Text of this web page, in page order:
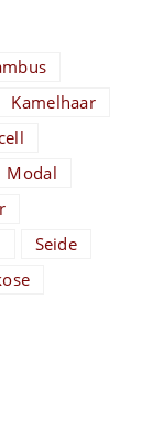
Kamelhaar
Modal
Seide